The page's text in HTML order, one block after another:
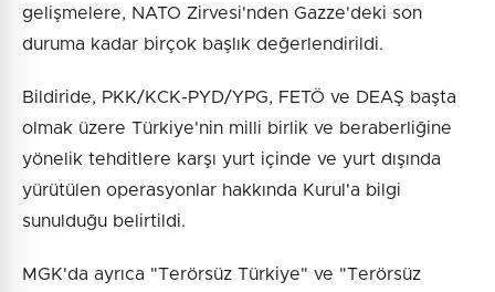
gelişmelere, NATO Zirvesi'nden Gazze'deki son
duruma kadar birçok başlık değerlendirildi.
Bildiride, PKK/KCK-PYD/YPG, FETÖ ve DEAŞ başta
olmak üzere Türkiye'nin milli birlik ve beraberliğine
yönelik tehditlere karşı yurt içinde ve yurt dışında
yürütülen operasyonlar hakkında Kurul'a bilgi
sunulduğu belirtildi.
MGK'da ayrıca "Terörsüz Türkiye" ve "Terörsüz